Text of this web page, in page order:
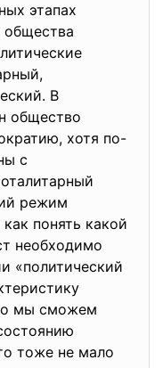
этапах
общества
В
общество
хотя по-
с
режим
понять какой
необходимо
«политический
мы сможем
тоже не мало